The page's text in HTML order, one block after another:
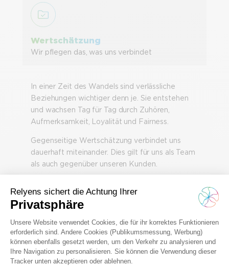
Wertschätzung
Wir pflegen das, was uns verbindet
In einer Zeit des Wandels sind verlässliche
Beziehungen wichtiger denn je. Sie entstehen
und wachsen Tag für Tag durch Zuhören,
Aufmerksamkeit, Loyalität und Fairness.
Gegenseitige Wertschätzung verbindet uns
dauerhaft miteinander. Dies gilt für uns als Team
als auch gegenüber unseren Kunden.